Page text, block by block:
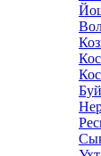
Буй